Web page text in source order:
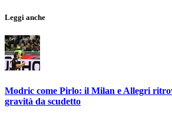
Leggi anche
Modric come Pirlo: il Milan e Allegri
gravità da scudetto